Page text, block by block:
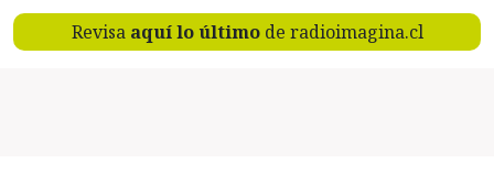
Revisa aquí lo últimode radioimagina.cl